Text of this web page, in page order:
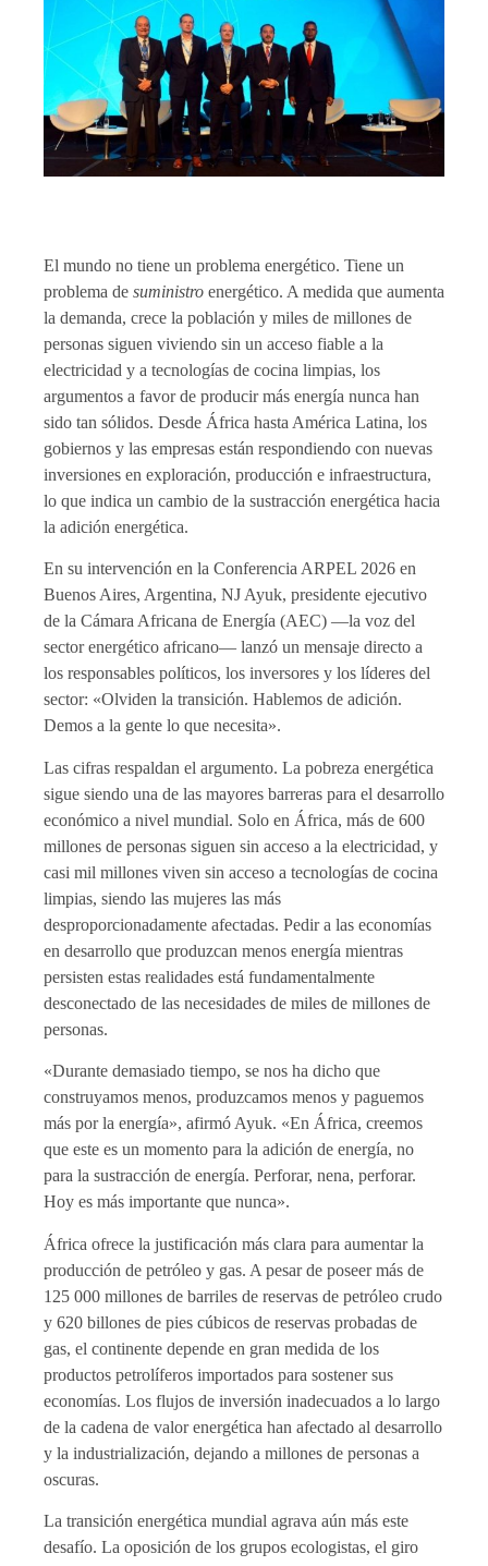
El mundo no tiene un problema energético. Tiene un
problema de suministro energético. A medida que aumenta
la demanda, crece la población y miles de millones de
personas siguen viviendo sin un acceso fiable a la
electricidad y a tecnologías de cocina limpias, los
argumentos a favor de producir más energía nunca han
sido tan sólidos. Desde África hasta América Latina, los
gobiernos y las empresas están respondiendo con nuevas
inversiones en exploración, producción e infraestructura,
lo que indica un cambio de la sustracción energética hacia
la adición energética.
En su intervención en la Conferencia ARPEL 2026 en
Buenos Aires, Argentina, NJ Ayuk, presidente ejecutivo
de la Cámara Africana de Energía (AEC) —la voz del
sector energético africano— lanzó un mensaje directo a
los responsables políticos, los inversores y los líderes del
sector: «Olviden la transición. Hablemos de adición.
Demos a la gente lo que necesita».
Las cifras respaldan el argumento. La pobreza energética
sigue siendo una de las mayores barreras para el desarrollo
económico a nivel mundial. Solo en África, más de 600
millones de personas siguen sin acceso a la electricidad, y
casi mil millones viven sin acceso a tecnologías de cocina
limpias, siendo las mujeres las más
desproporcionadamente afectadas. Pedir a las economías
en desarrollo que produzcan menos energía mientras
persisten estas realidades está fundamentalmente
desconectado de las necesidades de miles de millones de
personas.
«Durante demasiado tiempo, se nos ha dicho que
construyamos menos, produzcamos menos y paguemos
más por la energía», afirmó Ayuk. «En África, creemos
que este es un momento para la adición de energía, no
para la sustracción de energía. Perforar, nena, perforar.
Hoy es más importante que nunca».
África ofrece la justificación más clara para aumentar la
producción de petróleo y gas. A pesar de poseer más de
125 000 millones de barriles de reservas de petróleo crudo
y 620 billones de pies cúbicos de reservas probadas de
gas, el continente depende en gran medida de los
productos petrolíferos importados para sostener sus
economías. Los flujos de inversión inadecuados a lo largo
de la cadena de valor energética han afectado al desarrollo
y la industrialización, dejando a millones de personas a
oscuras.
La transición energética mundial agrava aún más este
desafío. La oposición de los grupos ecologistas, el giro